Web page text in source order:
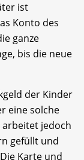
ist
Konto des
ganze
bis die neue
der Kinder
eine solche
arbeitet jedoch
gefüllt und
Karte und